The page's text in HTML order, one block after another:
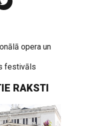
opera un
festivāls
RAKSTI